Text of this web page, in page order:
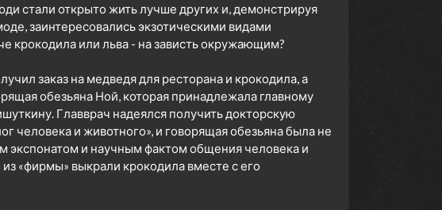
стали открыто жить лучше других и, демонстрируя
заинтересовались экзотическими видами
крокодила или льва - на зависть окружающим?
заказ на медведя для ресторана и крокодила, а
обезьяна Ной, которая принадлежала главному
Главврач надеялся получить докторскую
человека и животного», и говорящая обезьяна была не
экспонатом и научным фактом общения человека и
«фирмы» выкрали крокодила вместе с его